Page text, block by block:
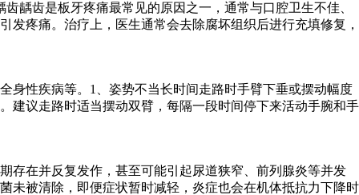
龋齿是板牙疼痛最常见的原因之一，通常与口腔卫生不佳、
疼痛。治疗上，医生通常会去除腐坏组织后进行充填修复，
身性疾病等。1、姿势不当长时间走路时手臂下垂或摆动幅度
建议走路时适当摆动双臂，每隔一段时间停下来活动手腕和手
存在并反复发作，甚至可能引起尿道狭窄、前列腺炎等并发
未被清除，即便症状暂时减轻，炎症也会在机体抵抗力下降时